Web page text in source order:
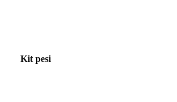
Kit pesi